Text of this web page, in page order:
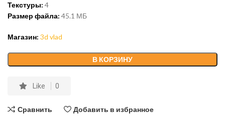
Текстуры: 4
Размер файла: 45.1 МБ
Магазин: 3d vlad
В КОРЗИНУ
Like 0
Сравнить Добавить в избранное